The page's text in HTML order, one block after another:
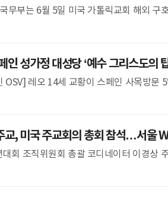
무부는 6월 5일 미국 가톨릭교회 해외 구
에 인도주의 재난 대응 지원금 2억
성가정 대성당 ‘예수 그리스도의
OSV] 레오 14세 교황이 스페인 사목방문
도의 탑’을 축복했다. 예수 그리스도의 탑
, 미국 주교회의 총회 참석…서울
회 조직위원회 총괄 코디네이터 이경상
올랜도에서 열린 미국 가톨릭 주교회의